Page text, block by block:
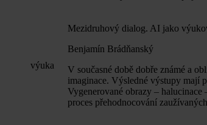
výuka
Mezidruhový dialog. AI jako
Benjamín Brádňanský
V současné době dobře známé a
imaginace. Výsledné výstupy mají
Vygenerované obrazy –
proces přehodnocování